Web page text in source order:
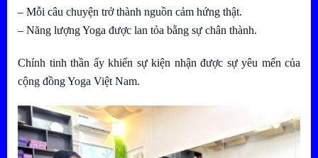
– Mỗi câu chuyện trở thành nguồn cảm hứng thật.
– Năng lượng Yoga được lan tỏa bằng sự chân thành.
Chính tinh thần ấy khiến sự kiện nhận được sự yêu mến của
cộng đồng Yoga Việt Nam.